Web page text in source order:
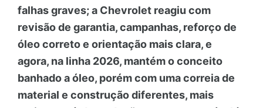
falhas graves; a Chevrolet reagiu com
revisão de garantia, campanhas, reforço de
óleo correto e orientação mais clara, e
agora, na linha 2026, mantém o conceito
banhado a óleo, porém com uma correia de
material e construção diferentes, mais